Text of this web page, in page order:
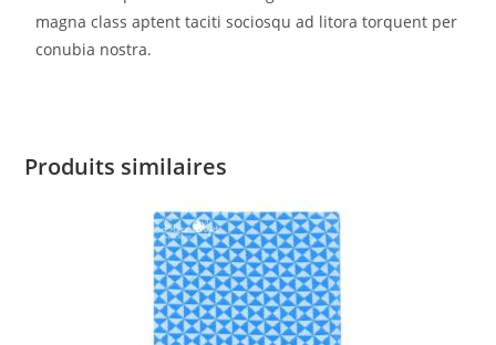
magna class aptent taciti sociosqu ad litora torquent per
conubia nostra.
Produits similaires